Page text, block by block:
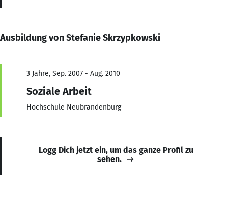
Ausbildung von Stefanie Skrzypkowski
3 Jahre, Sep. 2007 - Aug. 2010
Soziale Arbeit
Hochschule Neubrandenburg
Logg Dich jetzt ein, um das ganze Profil zu
sehen.